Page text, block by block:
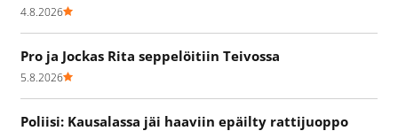
4.8.2026
Pro ja Jockas Rita seppelöitiin Teivossa
5.8.2026
Poliisi: Kausalassa jäi haaviin epäilty rattijuoppo